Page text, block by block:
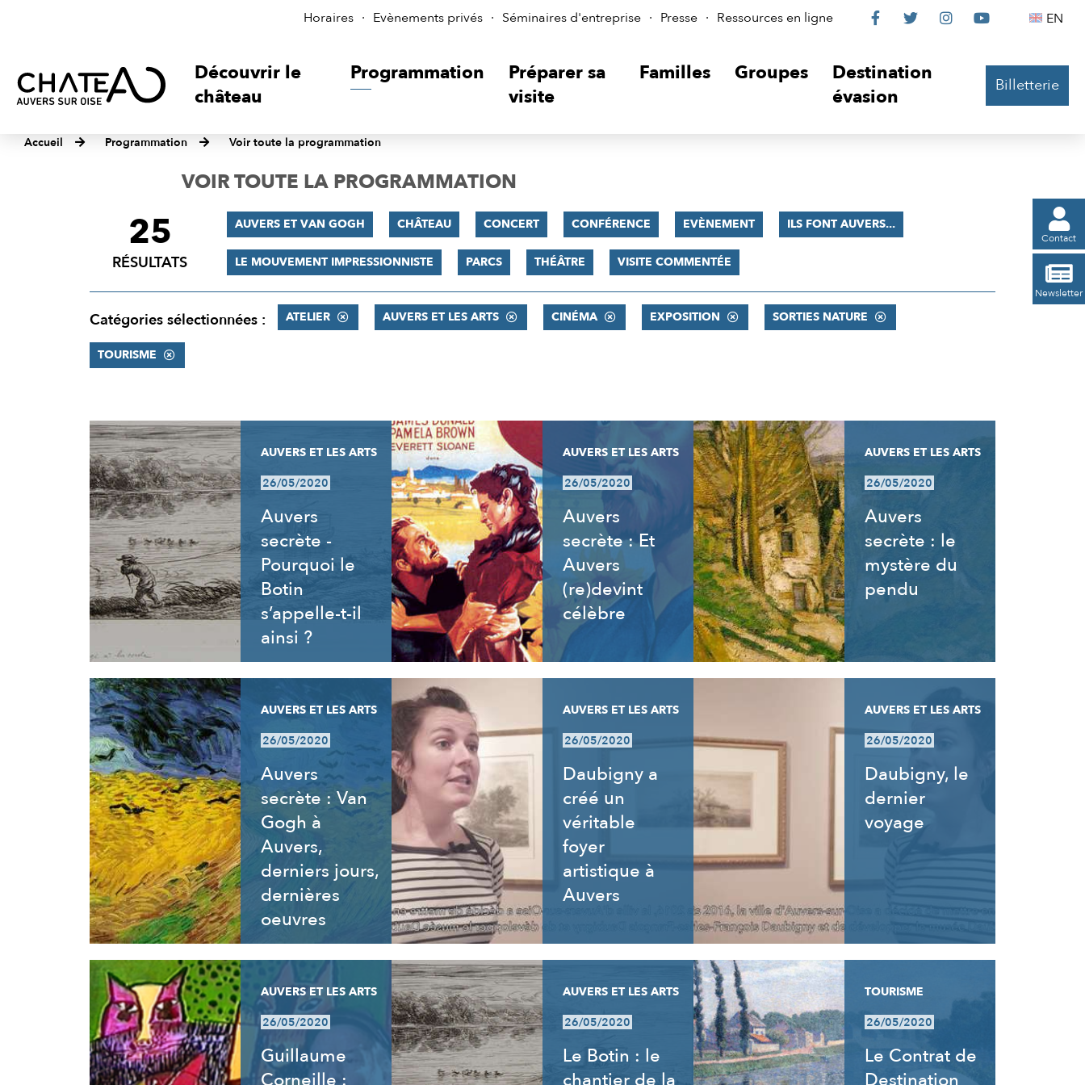
Horaires Evènements privés Séminaires d'entreprise Presse Ressources en ligne
Le
sur

Le

Le

Le
 EN
Découvrir le
château
Programmation
Préparer sa
visite
Familles Groupes
Destination
évasion
Billetterie
Accueil Programmation Voir toute la programmation

Contact

Newsletter
VOIR TOUTE LA PROGRAMMATION
FILTRER
RÉSULTATS
25
RÉSULTATS
AUVERS ET VAN GOGH CHÂTEAU CONCERT CONFÉRENCE EVÈNEMENT ILS FONT AUVERS...
LE MOUVEMENT IMPRESSIONNISTE PARCS THÉÂTRE VISITE COMMENTÉE
Catégories sélectionnées : ATELIER AUVERS ET LES ARTS CINÉMA EXPOSITION SORTIES NATURE
TOURISME
RÉSULTATS
AUVERS ET LES ARTS
26/05/2020
Auvers
secrète -
Pourquoi le
Botin
s’appelle-t-il
ainsi ?
AUVERS ET LES ARTS
26/05/2020
Auvers
secrète : Et
Auvers
(re)devint
célèbre
AUVERS ET LES ARTS
26/05/2020
Auvers
secrète : le
mystère du
pendu
AUVERS ET LES ARTS
26/05/2020
Auvers
secrète : Van
Gogh à
Auvers,
derniers jours,
dernières
oeuvres
AUVERS ET LES ARTS
26/05/2020
Daubigny a
créé un
véritable
foyer
artistique à
Auvers
AUVERS ET LES ARTS
26/05/2020
Daubigny, le
dernier
voyage
AUVERS ET LES ARTS
26/05/2020
Guillaume
Corneille :
AUVERS ET LES ARTS
26/05/2020
Le Botin : le
chantier de la
TOURISME
26/05/2020
Le Contrat de
Destination